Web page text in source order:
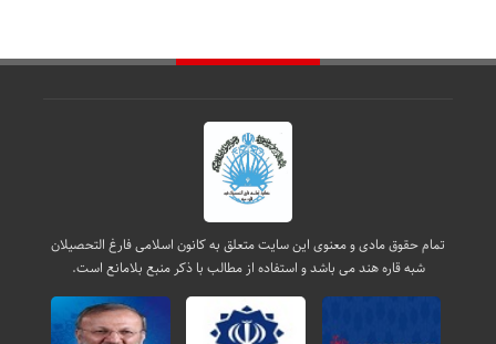
تمام حقوق مادی و معنوی این سایت متعلق به کانون اسلامی فارغ التحصیلان
شبه قاره هند می باشد و استفاده از مطالب با ذکر منبع بلامانع است.